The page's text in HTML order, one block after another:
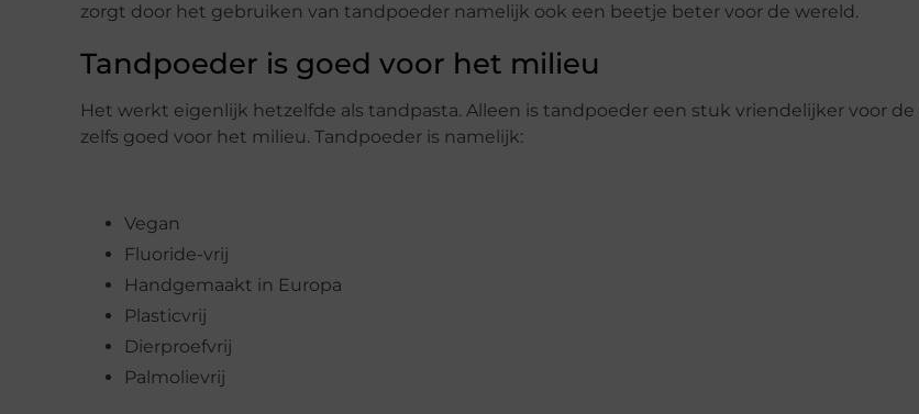
zorgt door het gebruiken van tandpoeder namelijk ook een beetje beter voor de wereld.
Tandpoeder is goed voor het milieu
Het werkt eigenlijk hetzelfde als tandpasta. Alleen is tandpoeder een stuk vriendelijker voor de
zelfs goed voor het milieu. Tandpoeder is namelijk:
Vegan
Fluoride-vrij
Handgemaakt in Europa
Plasticvrij
Dierproefvrij
Palmolievrij